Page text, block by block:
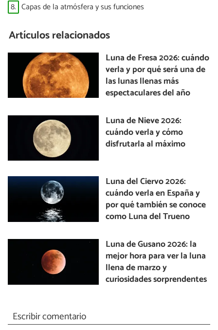
8. Capas de la atmósfera y sus funciones
Artículos relacionados
Luna de Fresa 2026: cuándo
verla y por qué será una de
las lunas llenas más
espectaculares del año
Luna de Nieve 2026:
cuándo verla y cómo
disfrutarla al máximo
Luna del Ciervo 2026:
cuándo verla en España y
por qué también se conoce
como Luna del Trueno
Luna de Gusano 2026: la
mejor hora para ver la luna
llena de marzo y
curiosidades sorprendentes
Escribir comentario